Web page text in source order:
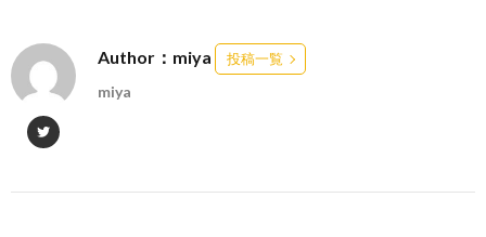
Author：miya 投稿一覧
miya